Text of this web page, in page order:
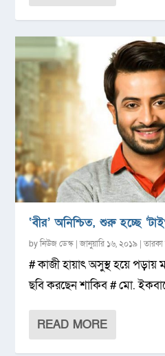
‘বীর’ অনিশ্চিত, শুরু হচ্ছে
byনিউজ ডেস্ক |জানুয়ারি ১৬, ২০১৯ |তারকা
# কাজী হায়াৎ অসুস্থ হয়ে
ছবি করছেন শাকিব # মো.
READ MORE